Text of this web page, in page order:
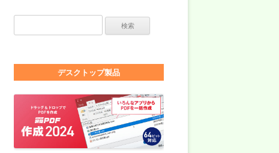
デスクトップ製品